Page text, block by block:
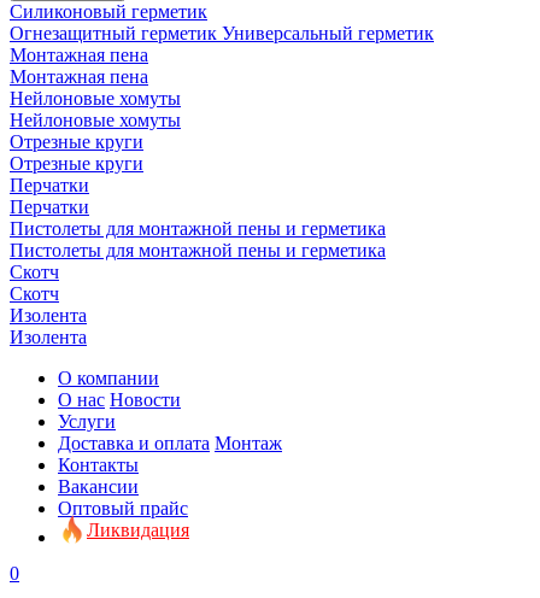
Силиконовый герметик
Огнезащитный герметик Универсальный герметик
Монтажная пена
Монтажная пена
Нейлоновые хомуты
Нейлоновые хомуты
Отрезные круги
Отрезные круги
Перчатки
Перчатки
Пистолеты для монтажной пены и герметика
Пистолеты для монтажной пены и герметика
Скотч
Скотч
Изолента
Изолента
О компании
О нас Новости
Услуги
Доставка и оплата Монтаж
Контакты
Вакансии
Оптовый прайс
Ликвидация
0